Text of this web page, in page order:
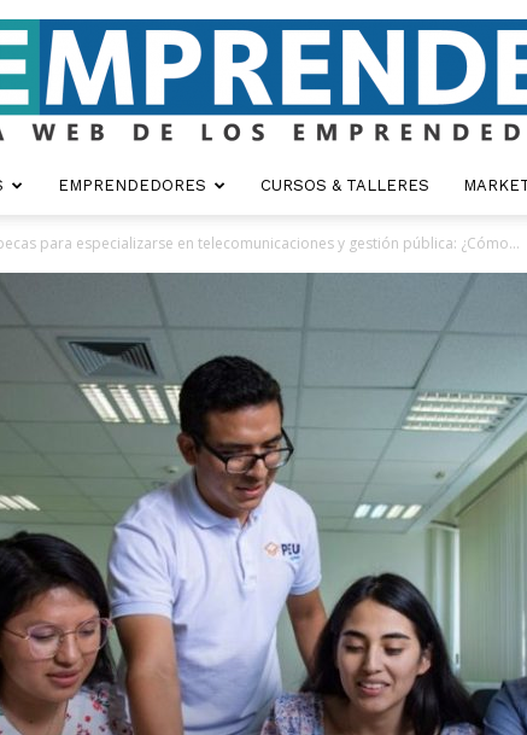
EMPRENDEDORES CURSOS & TALLERES
para especializarse en telecomunicaciones y gestión pública: ¿Cómo...